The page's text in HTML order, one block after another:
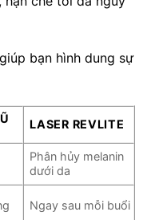
bạn hình dung sự
LASER REVLITE
Phân hủy melanin
dưới da
Ngay sau mỗi buổi